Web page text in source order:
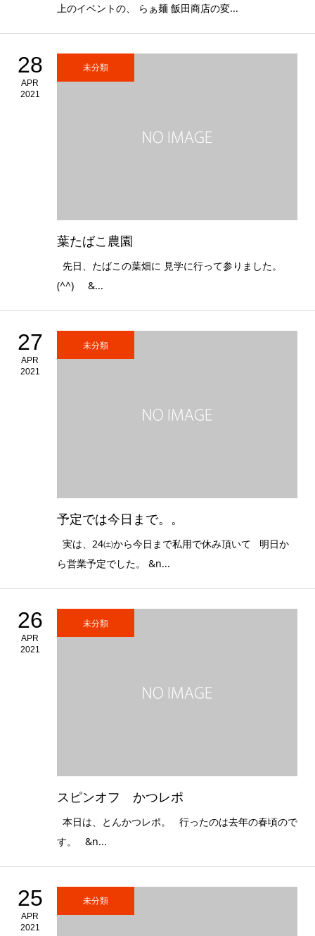
上のイベントの、 らぁ麺 飯田商店の変...
28
APR
2021
未分類
葉たばこ農園
先日、たばこの葉畑に 見学に行って参りました。
(^^) &...
27
APR
2021
未分類
予定では今日まで。。
実は、24㈯から今日まで私用で休み頂いて 明日か
ら営業予定でした。 &n...
26
APR
2021
未分類
スピンオフ かつレポ
本日は、とんかつレポ。 行ったのは去年の春頃ので
す。 &n...
25
APR
2021
未分類